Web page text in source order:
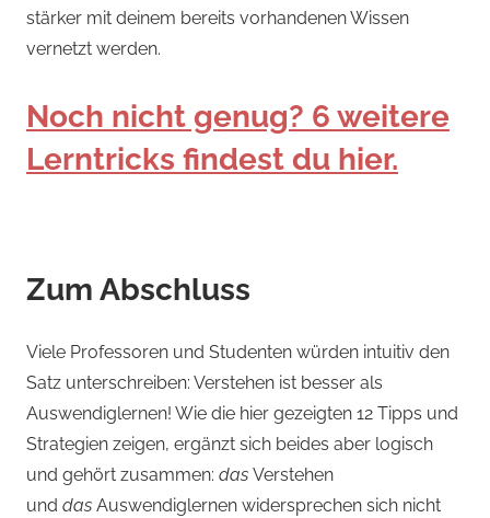
stärker mit deinem bereits vorhandenen Wissen
vernetzt werden.
Noch nicht genug? 6 weitere
Lerntricks findest du hier.
Zum Abschluss
Viele Professoren und Studenten würden intuitiv den
Satz unterschreiben: Verstehen ist besser als
Auswendiglernen! Wie die hier gezeigten 12 Tipps und
Strategien zeigen, ergänzt sich beides aber logisch
und gehört zusammen: das Verstehen
und das Auswendiglernen widersprechen sich nicht